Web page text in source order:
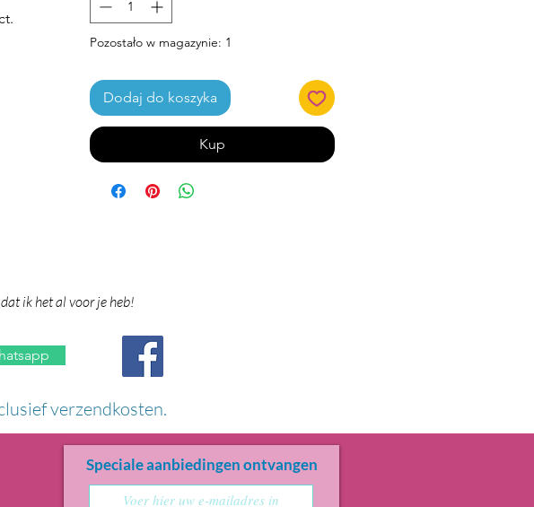
Pozostało w magazynie: 1
Dodaj do koszyka
Kup
ik het al voor je heb!
verzendkosten.
Speciale aanbiedingen ontvangen